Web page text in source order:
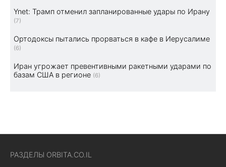
Ynet: Трамп отменил запланированные удары по Ирану
(7)
Ортодоксы пытались прорваться в кафе в Иерусалиме
(6)
Иран угрожает превентивными ракетными ударами по
базам США в регионе (6)
РАЗДЕЛЫ ORBITA.CO.IL